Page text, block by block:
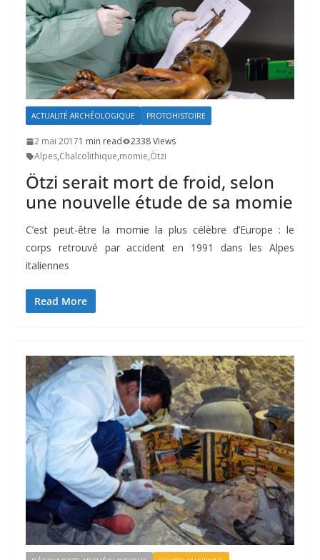
ACTUALITÉ ARCHÉOLOGIQUE PROTOHISTOIRE
2 mai 20171 min read
2338 Views
Alpes,Chalcolithique,momie,Ötzi
Ötzi serait mort de froid, selon
une nouvelle étude de sa momie
C’est peut-être la momie la plus célèbre d’Europe : le
corps retrouvé par accident en 1991 dans les Alpes
italiennes
Read More